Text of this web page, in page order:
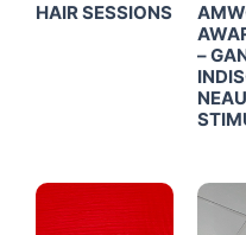
HAIR SESSIONS
–
Click
Me